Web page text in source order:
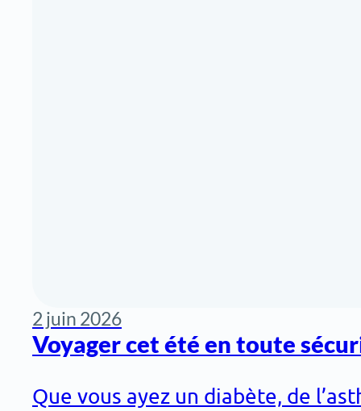
2 juin 2026
Voyager cet été en toute
Que vous ayez un diabète, de